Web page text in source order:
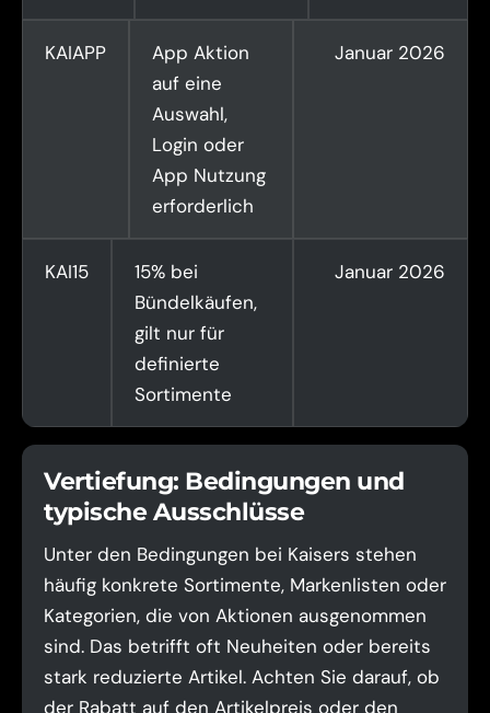
KAIAPP
App Aktion
auf eine
Auswahl,
Login oder
App Nutzung
erforderlich
Januar 2026
KAI15
15% bei
Bündelkäufen,
gilt nur für
definierte
Sortimente
Januar 2026
Vertiefung: Bedingungen und
typische Ausschlüsse
Unter den Bedingungen bei Kaisers stehen
häufig konkrete Sortimente, Markenlisten oder
Kategorien, die von Aktionen ausgenommen
sind. Das betrifft oft Neuheiten oder bereits
stark reduzierte Artikel. Achten Sie darauf, ob
der Rabatt auf den Artikelpreis oder den